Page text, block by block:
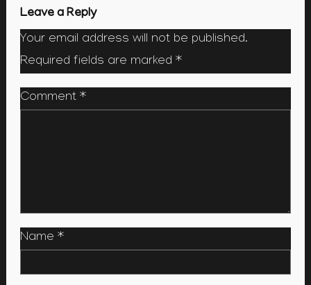
Leave a Reply
Your email address will not be published.
Required fields are marked *
Comment *
Name *